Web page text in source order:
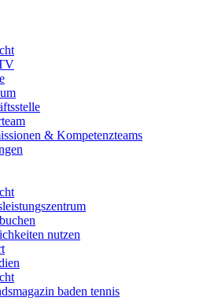
& Kompetenzteams
nutzen
baden tennis